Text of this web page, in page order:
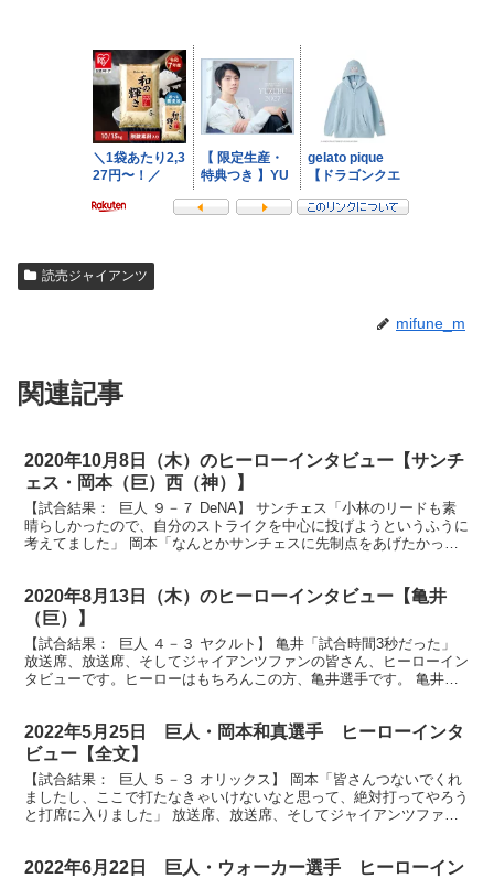
読売ジャイアンツ
mifune_m
関連記事
2020年10月8日（木）のヒーローインタビュー【サンチ
ェス・岡本（巨）西（神）】
【試合結果： 巨人 ９－７ DeNA】 サンチェス「小林のリードも素
晴らしかったので、自分のストライクを中心に投げようというふうに
考えてました」 岡本「なんとかサンチェスに先制点をあげたかった
2020年8月13日（木）のヒーローインタビュー【亀井
（巨）】
【試合結果： 巨人 ４－３ ヤクルト】 亀井「試合時間3秒だった」
放送席、放送席、そしてジャイアンツファンの皆さん、ヒーローイン
タビューです。ヒーローはもちろんこの方、亀井選手です。 亀井さ
2022年5月25日 巨人・岡本和真選手 ヒーローインタ
ビュー【全文】
【試合結果： 巨人 ５－３ オリックス】 岡本「皆さんつないでくれ
ましたし、ここで打たなきゃいけないなと思って、絶対打ってやろう
と打席に入りました」 放送席、放送席、そしてジャイアンツファン
2022年6月22日 巨人・ウォーカー選手 ヒーローイン